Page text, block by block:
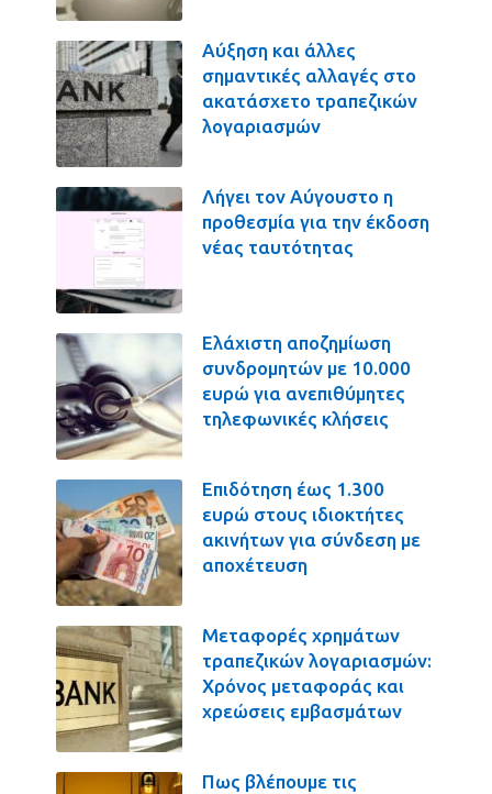
Αύξηση και άλλες
σημαντικές αλλαγές στο
ακατάσχετο τραπεζικών
λογαριασμών
Λήγει τον Αύγουστο η
προθεσμία για την έκδοση
νέας ταυτότητας
Ελάχιστη αποζημίωση
συνδρομητών με 10.000
ευρώ για ανεπιθύμητες
τηλεφωνικές κλήσεις
Επιδότηση έως 1.300
ευρώ στους ιδιοκτήτες
ακινήτων για σύνδεση με
αποχέτευση
Μεταφορές χρημάτων
τραπεζικών λογαριασμών:
Χρόνος μεταφοράς και
χρεώσεις εμβασμάτων
Πως βλέπουμε τις